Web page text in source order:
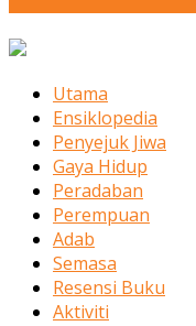
Utama
Ensiklopedia
Penyejuk Jiwa
Gaya Hidup
Peradaban
Perempuan
Adab
Semasa
Resensi Buku
Aktiviti